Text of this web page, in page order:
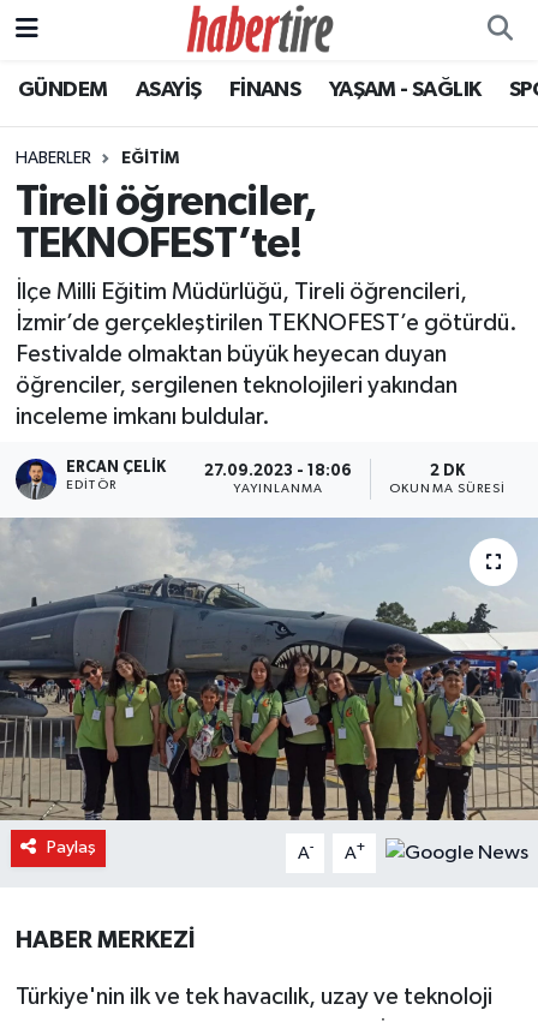
GÜNDEM ASAYİŞ FİNANS YAŞAM - SAĞLIK
HABERLER EĞİTİM
Tireli öğrenciler,
TEKNOFEST’te!
İlçe Milli Eğitim Müdürlüğü, Tireli öğrencileri,
İzmir’de gerçekleştirilen TEKNOFEST’e götürdü.
Festivalde olmaktan büyük heyecan duyan
öğrenciler, sergilenen teknolojileri yakından
inceleme imkanı buldular.
ERCAN ÇELIK
EDITÖR
27.09.2023 - 18:06
YAYINLANMA
2 DK
OKUNMA SÜRESI
Paylaş A- A+
HABER MERKEZİ
Türkiye'nin ilk ve tek havacılık, uzay ve teknoloji
Tire Nöbetçi Eczaneler
Tire Hava Durumu
Tire Trafik Yoğunluk Haritası
Tüm Manşetler
Son Dakika Haberleri
Haber Arşivi